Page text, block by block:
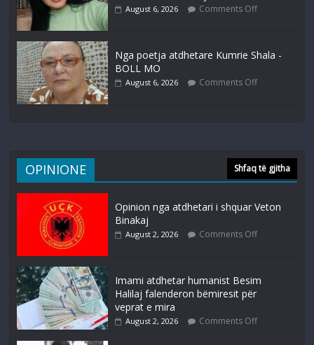
August 6, 2026 Comments Off
Nga poetja atdhetare Kumrie Shala -
BOLL MO
August 6, 2026 Comments Off
OPINIONE Shfaq të gjitha
Opinion nga atdhetari i shquar Veton
Binakaj
August 2, 2026 Comments Off
Imami atdhetar humanist Besim
Halilaj falenderon bëmiresit për
veprat e mira
August 2, 2026 Comments Off